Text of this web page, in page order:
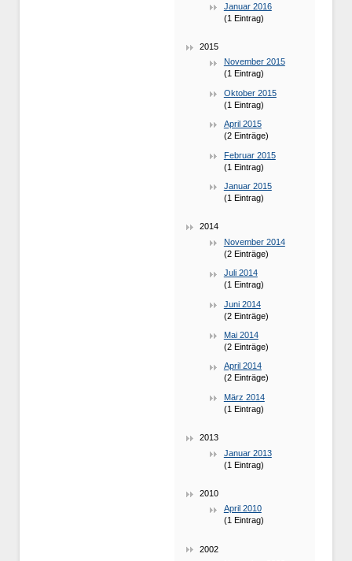
Januar 2016
(1 Eintrag)
2015
November 2015
(1 Eintrag)
Oktober 2015
(1 Eintrag)
April 2015
(2 Einträge)
Februar 2015
(1 Eintrag)
Januar 2015
(1 Eintrag)
2014
November 2014
(2 Einträge)
Juli 2014
(1 Eintrag)
Juni 2014
(2 Einträge)
Mai 2014
(2 Einträge)
April 2014
(2 Einträge)
März 2014
(1 Eintrag)
2013
Januar 2013
(1 Eintrag)
2010
April 2010
(1 Eintrag)
2002